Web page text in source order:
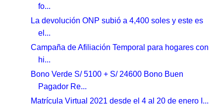
fo...
La devolución ONP subió a 4,400 soles y este es
el...
Campaña de Afiliación Temporal para hogares con
hi...
Bono Verde S/ 5100 + S/ 24600 Bono Buen
Pagador Re...
Matrícula Virtual 2021 desde el 4 al 20 de enero I...